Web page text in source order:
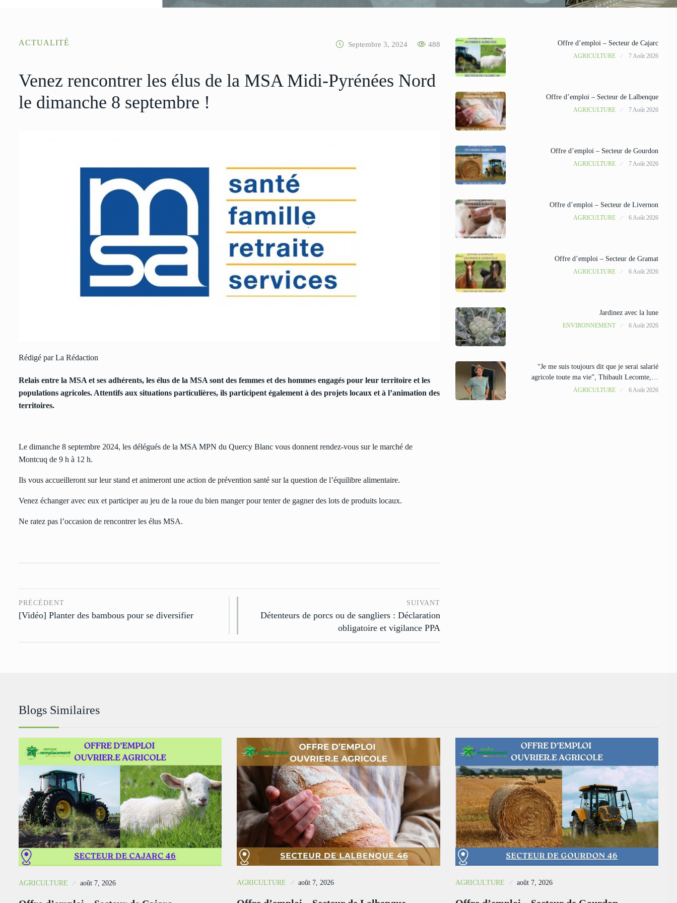
ACTUALITÉ Septembre 3, 2024 488
Venez rencontrer les élus de la MSA Midi-Pyrénées Nord
le dimanche 8 septembre !
Rédigé par La Rédaction
Relais entre la MSA et ses adhérents, les élus de la MSA sont des femmes et des hommes engagés pour leur territoire et les
populations agricoles. Attentifs aux situations particulières, ils participent également à des projets locaux et à l’animation des
territoires.
Le dimanche 8 septembre 2024, les délégués de la MSA MPN du Quercy Blanc vous donnent rendez-vous sur le marché de
Montcuq de 9 h à 12 h.
Ils vous accueilleront sur leur stand et animeront une action de prévention santé sur la question de l’équilibre alimentaire.
Venez échanger avec eux et participer au jeu de la roue du bien manger pour tenter de gagner des lots de produits locaux.
Ne ratez pas l’occasion de rencontrer les élus MSA.
PRÉCÉDENT
[Vidéo] Planter des bambous pour se diversifier
SUIVANT
Détenteurs de porcs ou de sangliers : Déclaration
obligatoire et vigilance PPA
Offre d’emploi – Secteur de Cajarc
AGRICULTURE 7 Août 2026
Offre d’emploi – Secteur de Lalbenque
AGRICULTURE 7 Août 2026
Offre d’emploi – Secteur de Gourdon
AGRICULTURE 7 Août 2026
Offre d’emploi – Secteur de Livernon
AGRICULTURE 6 Août 2026
Offre d’emploi – Secteur de Gramat
AGRICULTURE 6 Août 2026
Jardinez avec la lune
ENVIRONNEMENT 6 Août 2026
“Je me suis toujours dit que je serai salarié
agricole toute ma vie”, Thibault Lecomte,…
AGRICULTURE 6 Août 2026
Blogs Similaires
AGRICULTURE août 7, 2026 AGRICULTURE août 7, 2026 AGRICULTURE août 7, 2026